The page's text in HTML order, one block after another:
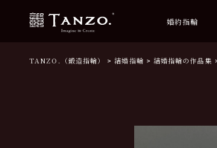
婚約指輪
TANZO.（鍛造指輪） 結婚指輪 結婚指輪の作品集